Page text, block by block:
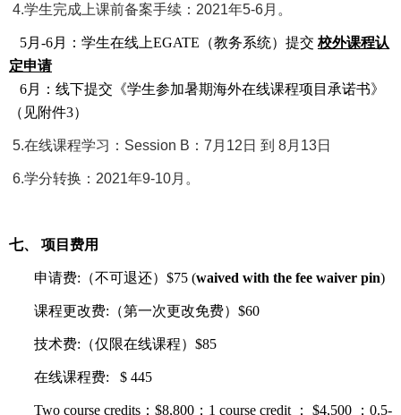
4.学生完成上课前备案手续 ： 2021年5-6月。
5月 -6月：学生在线上EGATE （教务系统）提交 校外课程认
定申请
6月：线下提交《学生参加暑期海外在线课程项目承诺书》
（见附件3）
5.在线课程学习： Session B ： 7 月 12 日 到 8月 13日
6.学分转换： 2021年9-10月。
七、 项目费用
申请费: （不可退还） $75 (waived with the fee waiver pin)
课程更改费: （第一次更改免费） $60
技术费: （仅限在线课程） $85
在线课程费: $ 445
Two course credits ： $8,800 ； 1 course credit ： $4,500 ； 0.5-